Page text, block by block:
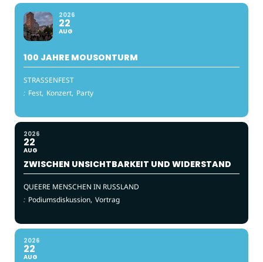
2026
22
AUG
100 JAHRE MOUSONTURM
STRASSENFEST
: Fest, Konzert, Party
2026
22
AUG
ZWISCHEN UNSICHTBARKEIT UND WIDERSTAND
QUEERE MENSCHEN IN RUSSLAND
: Podiumsdiskussion, Vortrag
2026
22
AUG